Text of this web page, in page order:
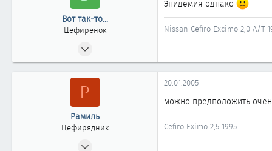
Вот так-то...
Цефирёнок
36
Эпидемия однако
Nissan Cefiro Excimo 2,0 A/T
Р
Рамиль
Цефирядник
20.01.2005
можно предположить
Cefiro Eximo 2,5 1995